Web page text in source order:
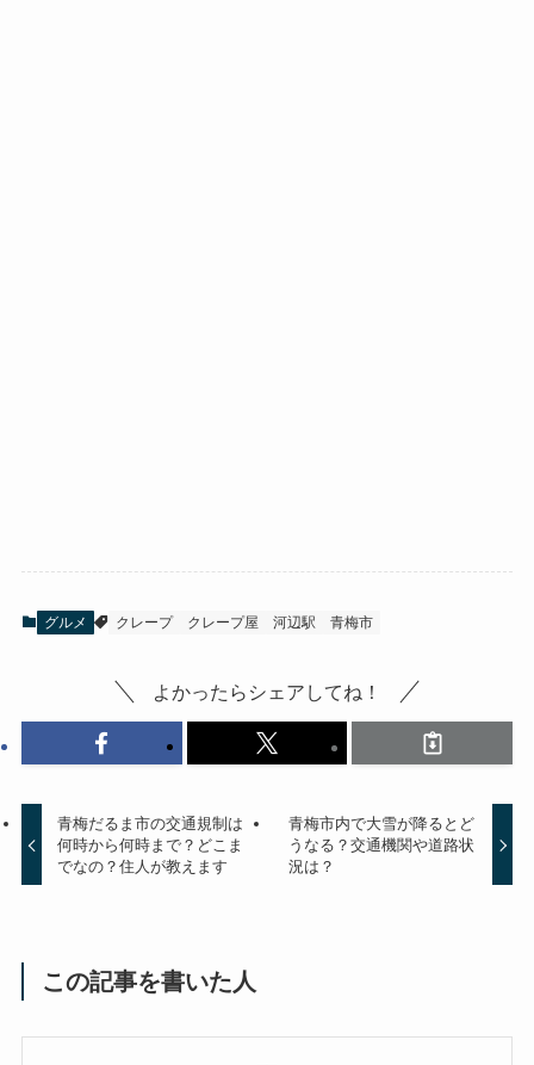
グルメ クレープ クレープ屋 河辺駅 青梅市
よかったらシェアしてね！
青梅だるま市の交通規制は
何時から何時まで？どこま
でなの？住人が教えます
青梅市内で大雪が降るとど
うなる？交通機関や道路状
況は？
この記事を書いた人